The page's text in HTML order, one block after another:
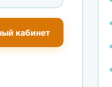
кабинет